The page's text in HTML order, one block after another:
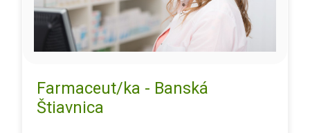
Farmaceut/ka - Banská
Štiavnica